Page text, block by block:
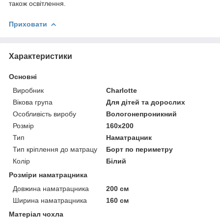
також освітлення.
Приховати
Характеристики
Основні
Виробник
Charlotte
Вікова група
Для дітей та дорослих
Особливість виробу
Вологонепроникний
Розмір
160x200
Тип
Наматрацник
Тип кріплення до матрацу
Борт по периметру
Колір
Білий
Розміри наматрацника
Довжина наматрацника
200 см
Ширина наматрацника
160 см
Матеріал чохла